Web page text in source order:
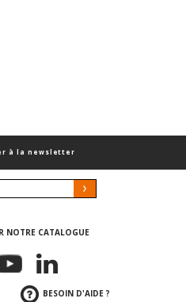
à la newsletter
NOTRE CATALOGUE
BESOIN D'AIDE ?